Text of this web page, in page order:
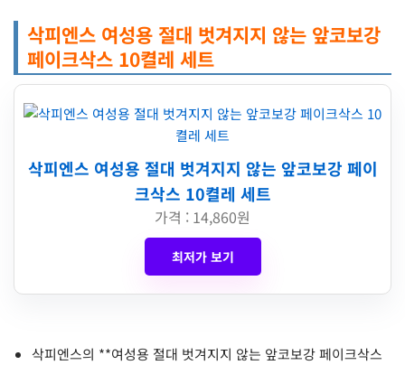
삭피엔스 여성용 절대 벗겨지지 않는 앞코보강
페이크삭스 10켤레 세트
삭피엔스 여성용 절대 벗겨지지 않는 앞코보강 페이
크삭스 10켤레 세트
가격 : 14,860원
최저가 보기
삭피엔스의 **여성용 절대 벗겨지지 않는 앞코보강 페이크삭스